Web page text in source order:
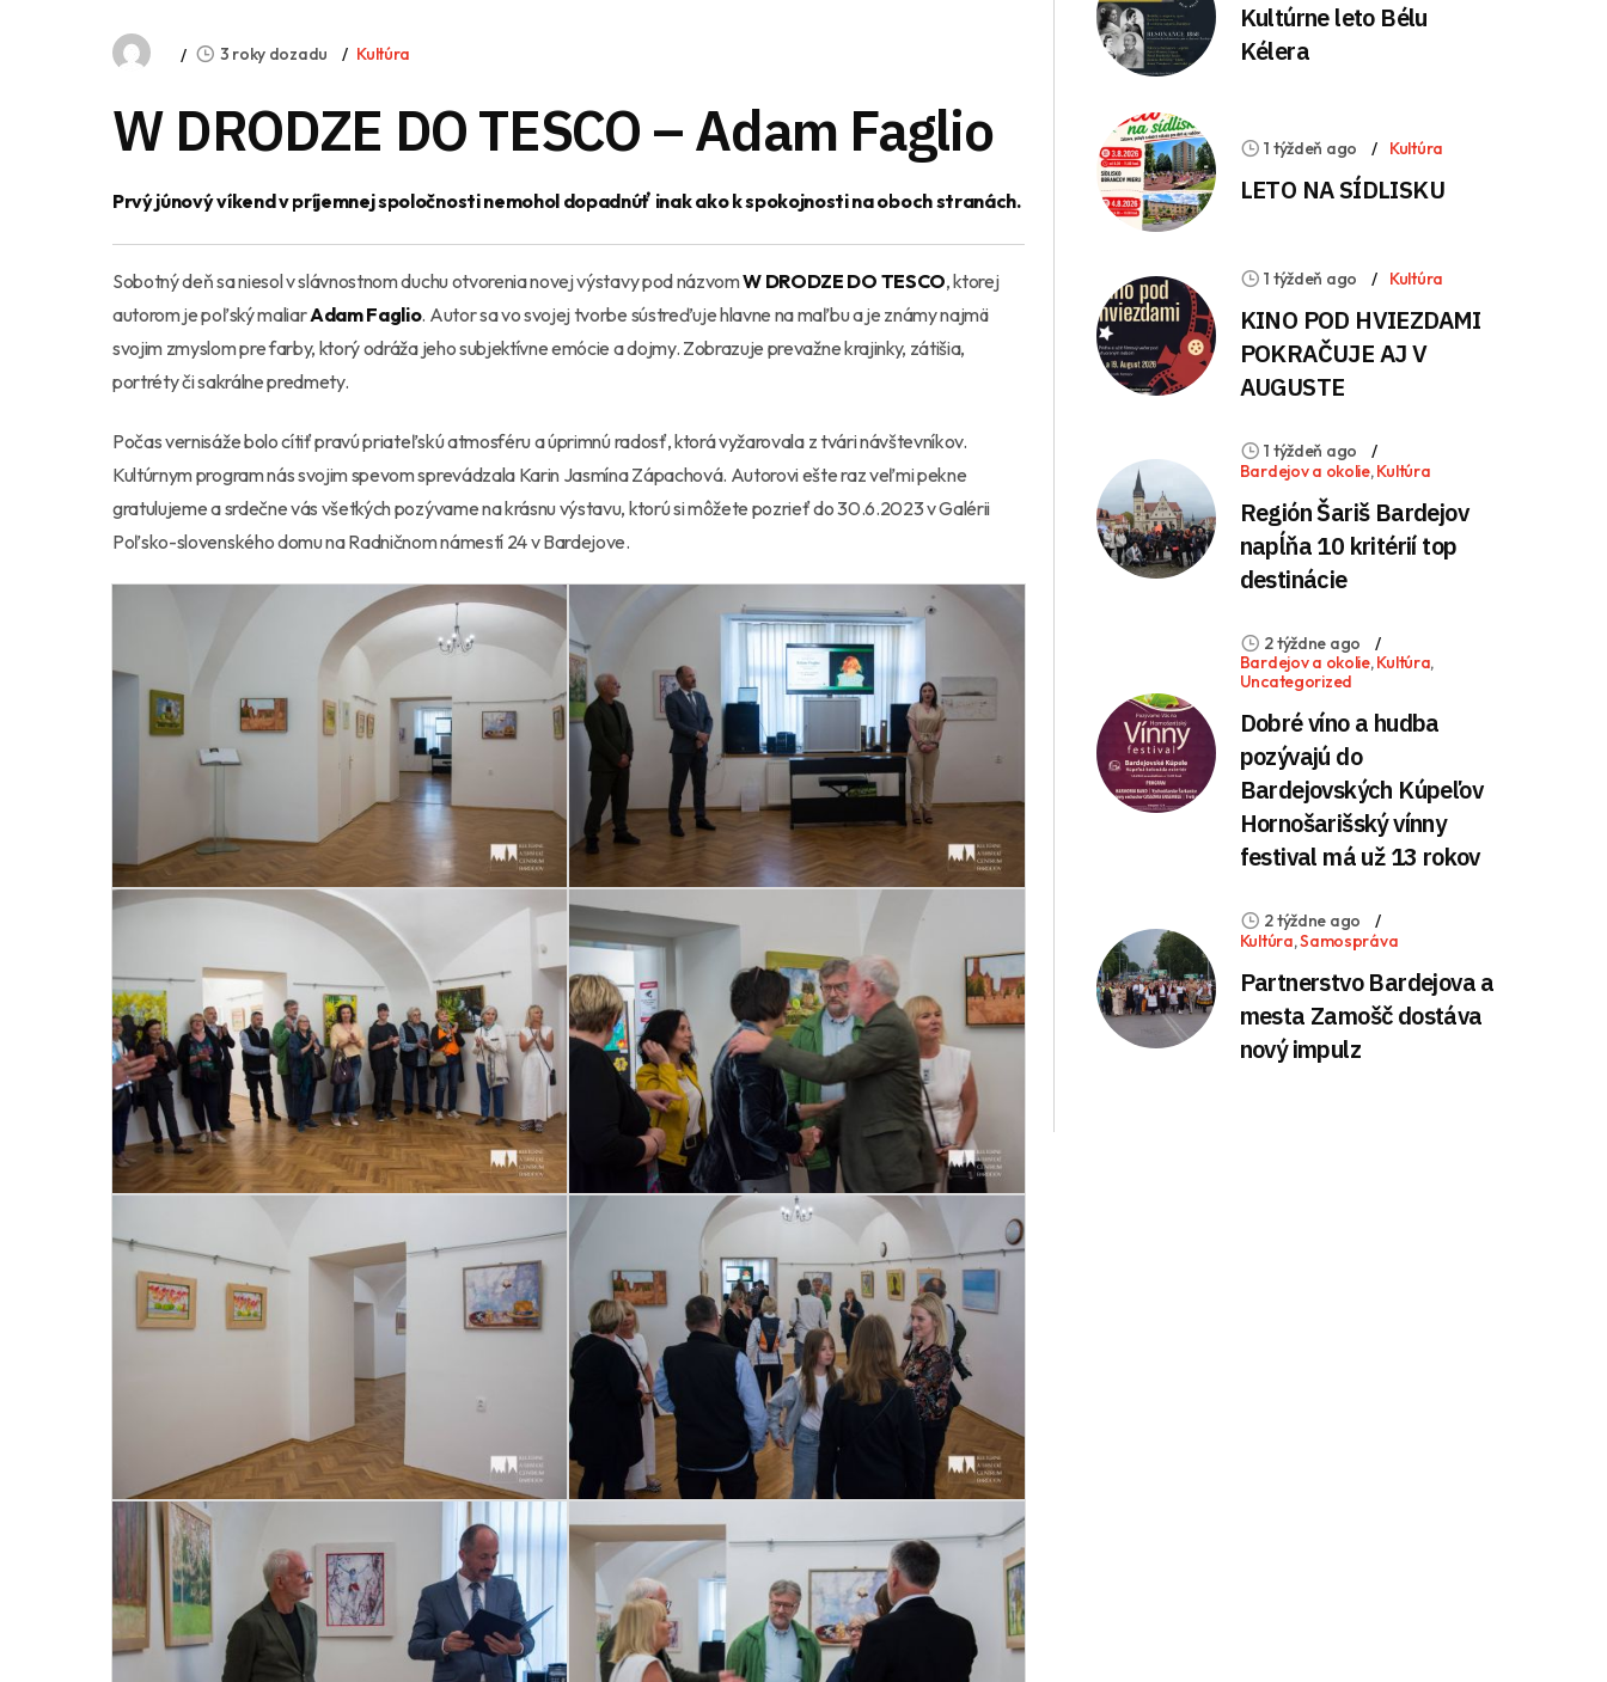
3 roky dozadu Kultúra
W DRODZE DO TESCO – Adam Faglio
Prvý júnový víkend v príjemnej spoločnosti nemohol dopadnúť inak ako k spokojnosti na oboch stranách.
Sobotný deň sa niesol v slávnostnom duchu otvorenia novej výstavy pod názvomW DRODZE DO TESCO, ktorej
autorom je poľský maliarAdam Faglio. Autor sa vo svojej tvorbe sústreďuje hlavne na maľbu a je známy najmä
svojim zmyslom pre farby, ktorý odráža jeho subjektívne emócie a dojmy. Zobrazuje prevažne krajinky, zátišia,
portréty či sakrálne predmety.
Počas vernisáže bolo cítiť pravú priateľskú atmosféru a úprimnú radosť, ktorá vyžarovala z tvári návštevníkov.
Kultúrnym program nás svojim spevom sprevádzala Karin Jasmína Zápachová. Autorovi ešte raz veľmi pekne
gratulujeme a srdečne vás všetkých pozývame na krásnu výstavu, ktorú si môžete pozrieť do 30.6.2023 v Galérii
Poľsko-slovenského domu na Radničnom námestí 24 v Bardejove.
Kultúrne leto Bélu
Kélera
1 týždeň ago Kultúra
LETO NA SÍDLISKU
1 týždeň ago Kultúra
KINO POD HVIEZDAMI
POKRAČUJE AJ V
AUGUSTE
1 týždeň ago
Bardejov a okolie,Kultúra
Región Šariš Bardejov
napĺňa 10 kritérií top
destinácie
2 týždne ago
Bardejov a okolie,Kultúra,
Uncategorized
Dobré víno a hudba
pozývajú do
Bardejovských Kúpeľov
Hornošarišský vínny
festival má už 13 rokov
2 týždne ago
Kultúra,Samospráva
Partnerstvo Bardejova a
mesta Zamošč dostáva
nový impulz